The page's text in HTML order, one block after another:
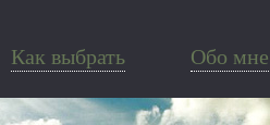
Как выбрать Обо мне